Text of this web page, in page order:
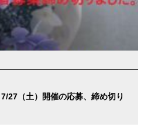
27（土）開催の応募、締め切り